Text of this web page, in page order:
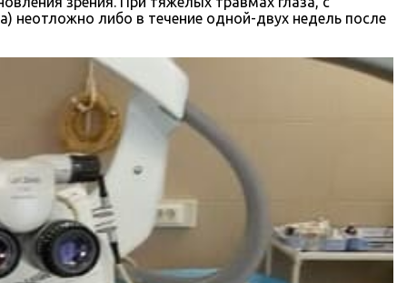
неотложно либо в течение одной-двух недель после